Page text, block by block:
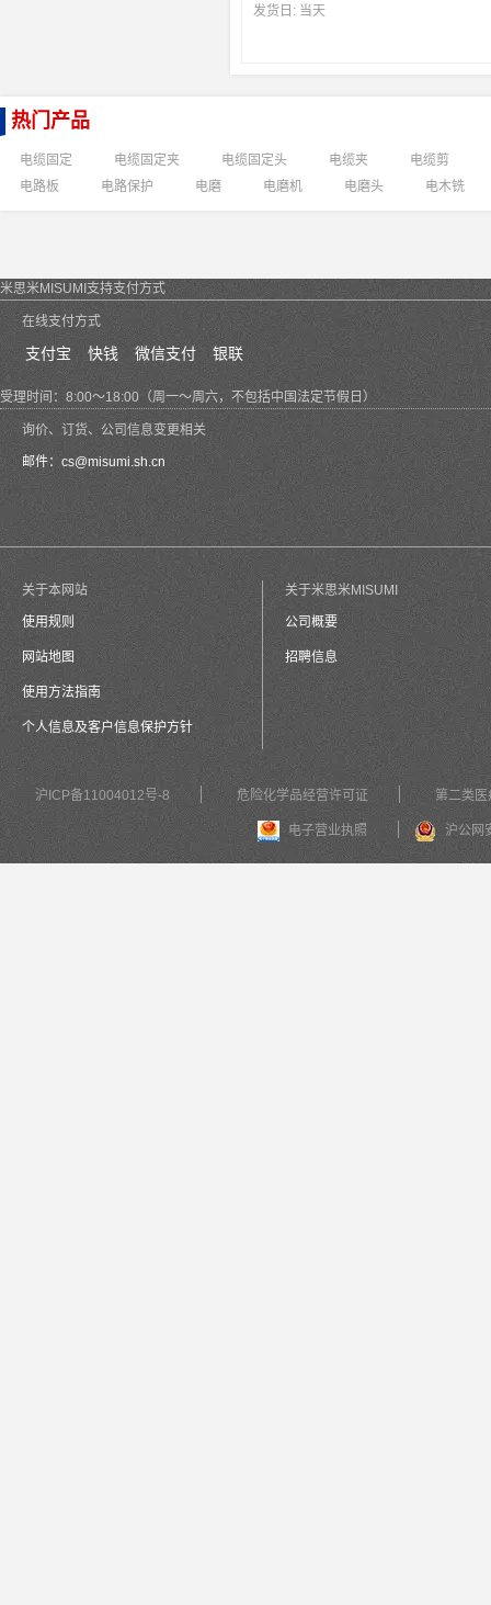
发货日: 当天
热门产品
电缆固定 电缆固定夹 电缆固定头 电缆夹
电缆剪
电路板
电路保护 电磨 电磨机 电磨头 电木铣
米思米MISUMI支持支付方式
在线支付方式
支付宝 快钱 微信支付 银联
受理时间：8:00～18:00（周一～周六，不包括中国法定节假日）
询价、订货、公司信息变更相关
邮件： cs@misumi.sh.cn
关于本网站
使用规则
网站地图
使用方法指南
个人信息及客户信息保护方针
关于米思米MISUMI
公司概要
招聘信息
沪ICP备11004012号-8 危险化学品经营许可证 第二类医
电子营业执照 沪公网